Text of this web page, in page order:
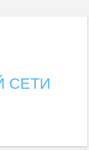
СЕТИ